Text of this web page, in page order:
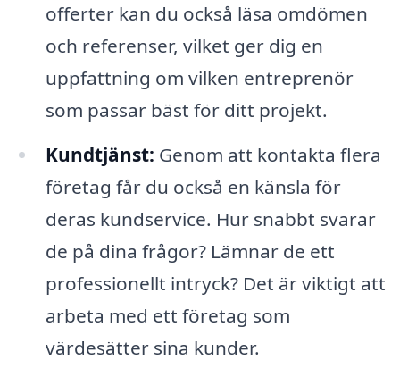
offerter kan du också läsa omdömen
och referenser, vilket ger dig en
uppfattning om vilken entreprenör
som passar bäst för ditt projekt.
Kundtjänst: Genom att kontakta flera
företag får du också en känsla för
deras kundservice. Hur snabbt svarar
de på dina frågor? Lämnar de ett
professionellt intryck? Det är viktigt att
arbeta med ett företag som
värdesätter sina kunder.